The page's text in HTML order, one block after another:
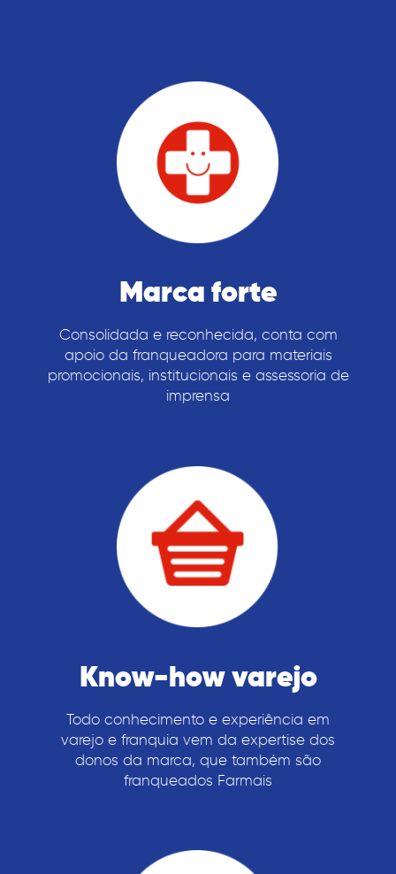
Marca forte
Consolidada e reconhecida, conta com
apoio da franqueadora para materiais
promocionais, institucionais e assessoria de
imprensa
Know-how varejo
Todo conhecimento e experiência em
varejo e franquia vem da expertise dos
donos da marca, que também são
franqueados Farmais